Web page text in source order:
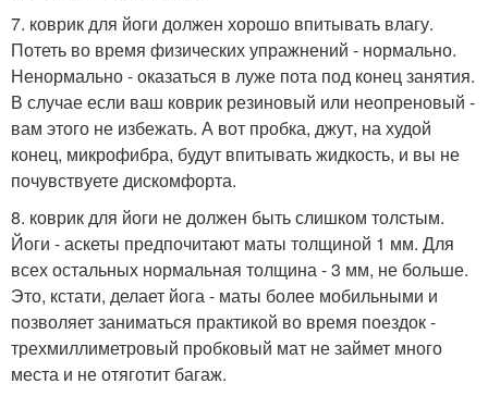
7. коврик для йоги должен хорошо впитывать влагу.
Потеть во время физических упражнений - нормально.
Ненормально - оказаться в луже пота под конец занятия.
В случае если ваш коврик резиновый или неопреновый -
вам этого не избежать. А вот пробка, джут, на худой
конец, микрофибра, будут впитывать жидкость, и вы не
почувствуете дискомфорта.
8. коврик для йоги не должен быть слишком толстым.
Йоги - аскеты предпочитают маты толщиной 1 мм. Для
всех остальных нормальная толщина - 3 мм, не больше.
Это, кстати, делает йога - маты более мобильными и
позволяет заниматься практикой во время поездок -
трехмиллиметровый пробковый мат не займет много
места и не отяготит багаж.